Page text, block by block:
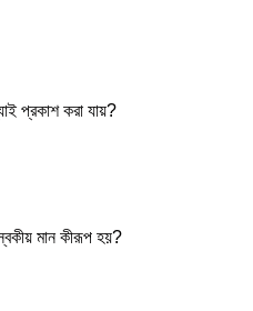
প্রকাশ করা যায়?
মান কীরূপ হয়?